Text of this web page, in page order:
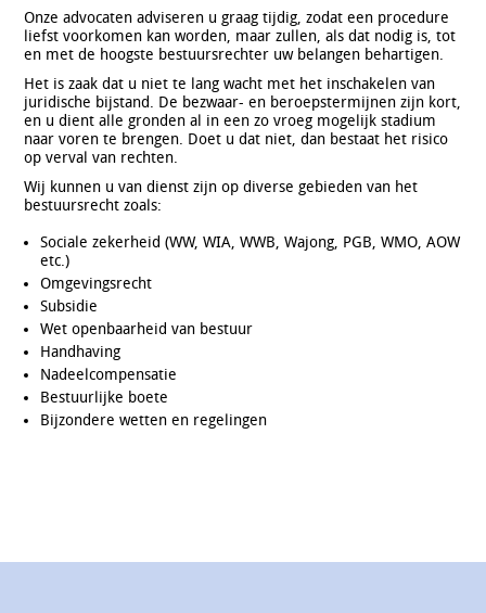
Onze advocaten adviseren u graag tijdig, zodat een procedure
liefst voorkomen kan worden, maar zullen, als dat nodig is, tot
en met de hoogste bestuursrechter uw belangen behartigen.
Het is zaak dat u niet te lang wacht met het inschakelen van
juridische bijstand. De bezwaar- en beroepstermijnen zijn kort,
en u dient alle gronden al in een zo vroeg mogelijk stadium
naar voren te brengen. Doet u dat niet, dan bestaat het risico
op verval van rechten.
Wij kunnen u van dienst zijn op diverse gebieden van het
bestuursrecht zoals:
Sociale zekerheid (WW, WIA, WWB, Wajong, PGB, WMO, AOW
etc.)
Omgevingsrecht
Subsidie
Wet openbaarheid van bestuur
Handhaving
Nadeelcompensatie
Bestuurlijke boete
Bijzondere wetten en regelingen